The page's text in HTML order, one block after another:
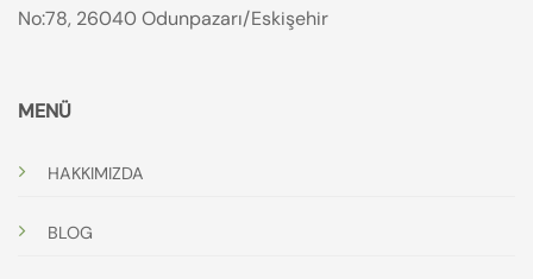
No:78, 26040 Odunpazarı/Eskişehir
MENÜ
HAKKIMIZDA
BLOG